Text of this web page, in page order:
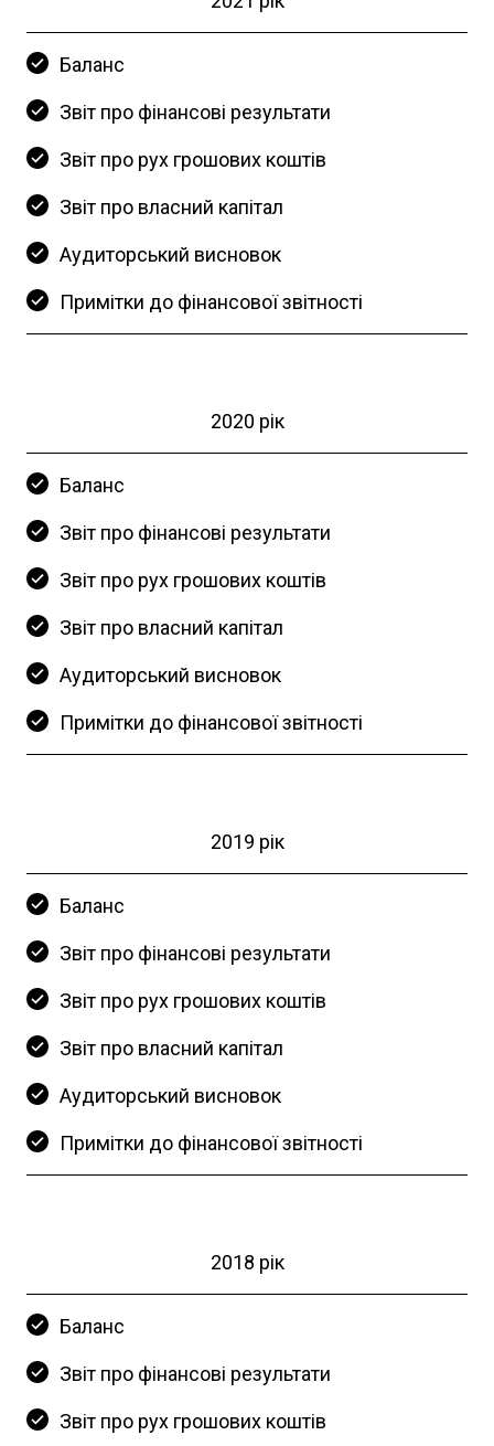
Баланс
Звіт про фінансові результати
Звіт про рух грошових коштів
Звіт про власний капітал
Аудиторський висновок
Примітки до фінансової звітності
2020 рік
Баланс
Звіт про фінансові результати
Звіт про рух грошових коштів
Звіт про власний капітал
Аудиторський висновок
Примітки до фінансової звітності
2019 рік
Баланс
Звіт про фінансові результати
Звіт про рух грошових коштів
Звіт про власний капітал
Аудиторський висновок
Примітки до фінансової звітності
2018 рік
Баланс
Звіт про фінансові результати
Звіт про рух грошових коштів